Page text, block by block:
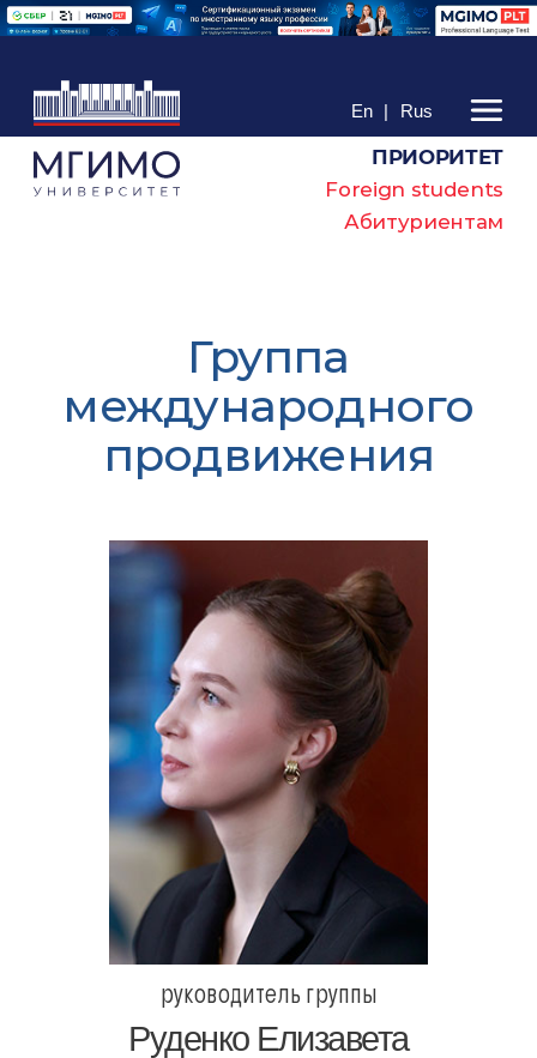
En | Rus
ПРИОРИТЕТ
Foreign students
Абитуриентам
Группа
международного
продвижения
руководитель группы
Руденко Елизавета